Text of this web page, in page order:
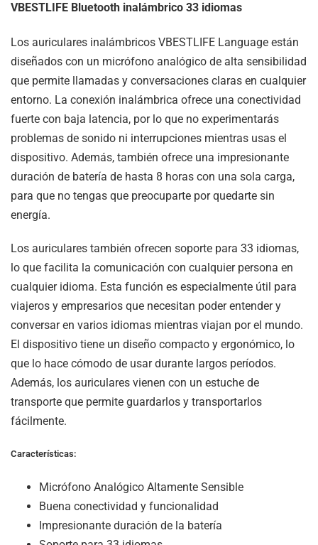
VBESTLIFE Bluetooth inalámbrico 33 idiomas
Los auriculares inalámbricos VBESTLIFE Language están
diseñados con un micrófono analógico de alta sensibilidad
que permite llamadas y conversaciones claras en cualquier
entorno. La conexión inalámbrica ofrece una conectividad
fuerte con baja latencia, por lo que no experimentarás
problemas de sonido ni interrupciones mientras usas el
dispositivo. Además, también ofrece una impresionante
duración de batería de hasta 8 horas con una sola carga,
para que no tengas que preocuparte por quedarte sin
energía.
Los auriculares también ofrecen soporte para 33 idiomas,
lo que facilita la comunicación con cualquier persona en
cualquier idioma. Esta función es especialmente útil para
viajeros y empresarios que necesitan poder entender y
conversar en varios idiomas mientras viajan por el mundo.
El dispositivo tiene un diseño compacto y ergonómico, lo
que lo hace cómodo de usar durante largos períodos.
Además, los auriculares vienen con un estuche de
transporte que permite guardarlos y transportarlos
fácilmente.
Características:
Micrófono Analógico Altamente Sensible
Buena conectividad y funcionalidad
Impresionante duración de la batería